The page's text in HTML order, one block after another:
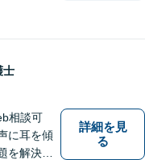
士
相談可
に耳を傾
を解決す
詳細を見
る